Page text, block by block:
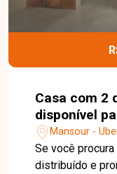
Casa com 2
disponível
Mansour em
Mansour -
Se você
distribuído e